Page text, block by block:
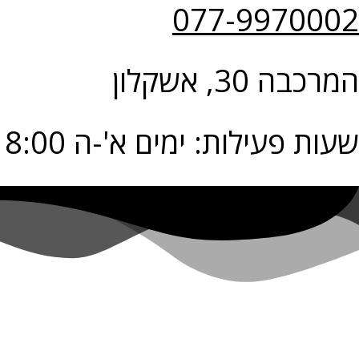
077-9970002
המרכבה 30, אשקלון
שעות פעילות: ימים א'-ה 9:00-18:00 יום ו' 9:00-14:00